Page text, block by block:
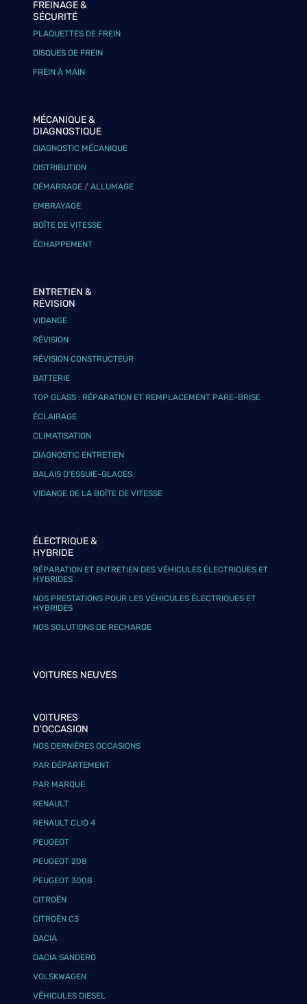
FREINAGE &
SÉCURITÉ
PLAQUETTES DE FREIN
DISQUES DE FREIN
FREIN À MAIN
MÉCANIQUE &
DIAGNOSTIQUE
DIAGNOSTIC MÉCANIQUE
DISTRIBUTION
DÉMARRAGE / ALLUMAGE
EMBRAYAGE
BOÎTE DE VITESSE
ÉCHAPPEMENT
ENTRETIEN &
RÉVISION
VIDANGE
RÉVISION
RÉVISION CONSTRUCTEUR
BATTERIE
TOP GLASS : RÉPARATION ET REMPLACEMENT PARE-BRISE
ÉCLAIRAGE
CLIMATISATION
DIAGNOSTIC ENTRETIEN
BALAIS D’ESSUIE-GLACES
VIDANGE DE LA BOÎTE DE VITESSE
ÉLECTRIQUE &
HYBRIDE
RÉPARATION ET ENTRETIEN DES VÉHICULES ÉLECTRIQUES ET
HYBRIDES
NOS PRESTATIONS POUR LES VÉHICULES ÉLECTRIQUES ET
HYBRIDES
NOS SOLUTIONS DE RECHARGE
VOITURES NEUVES
VOITURES
D'OCCASION
NOS DERNIÈRES OCCASIONS
PAR DÉPARTEMENT
PAR MARQUE
RENAULT
RENAULT CLIO 4
PEUGEOT
PEUGEOT 208
PEUGEOT 3008
CITROËN
CITROËN C3
DACIA
DACIA SANDERO
VOLSKWAGEN
VÉHICULES DIESEL